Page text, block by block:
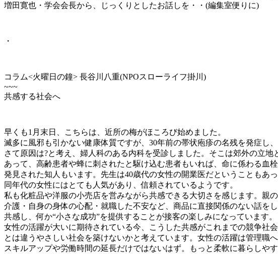
増田寛也・学会会長から、じっくりとしたお話しを・・(編集室便りに)
・
コラム<火曜日の鐘> 長谷川八重(NPOスローライフ掛川)
~~~
共感する社会へ
早くも1月末日、こちらは、近所の梅がほころび始めました。
滅多に風邪も引かない健康体質ですが、30年前の帯状疱疹の名残を発症し、
さて原因は?と考え、婦人科のある内科を受診しました。そこは郊外の立地
あって、高齢患者や蜂に刺されたと駆け込む患者もいれば、命に係わる血
発見された知人もいます。先生は40歳代の女性の開業医だということもあ
同年代の女性にはとても人気があり、信頼されているようです。
私も化粧品や洋服の小売店を営みながら共感できる大切さを感じます。親の
介護・自身の身体の心配・就職した不安など、商品に直接関係のない話を
共感し、何か“小さな成功”を提供することが接客の楽しみになっています。
女性の活躍が大いに期待されている今、こうした共感がこれまでの競争社会
とは違うやさしい社会を築けないかと考えています。女性の活躍は管理職
スキルアップや労働時間の延長だけではないはず。もっと柔軟に暮らしや